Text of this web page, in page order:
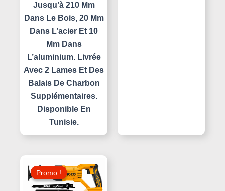
Jusqu’à 210 Mm
Dans Le Bois, 20 Mm
Dans L’acier Et 10
Mm Dans
L’aluminium. Livrée
Avec 2 Lames Et Des
Balais De Charbon
Supplémentaires.
Disponible En
Tunisie.
Promo !
Promo !
Prix
Initial
Était :
Le